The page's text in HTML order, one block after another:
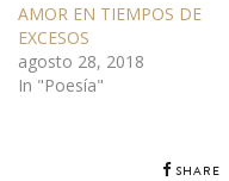
AMOR EN TIEMPOS DE
EXCESOS
agosto 28, 2018
In "Poesía"
SHARE